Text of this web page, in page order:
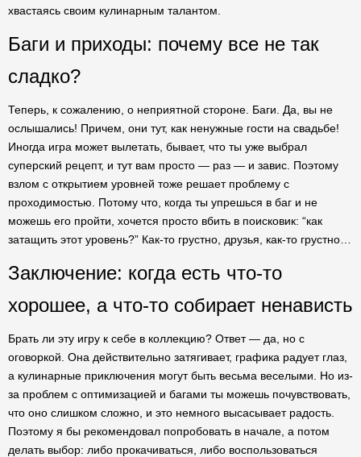
хвастаясь своим кулинарным талантом.
Баги и приходы: почему все не так
сладко?
Теперь, к сожалению, о неприятной стороне. Баги. Да, вы не
ослышались! Причем, они тут, как ненужные гости на свадьбе!
Иногда игра может вылетать, бывает, что ты уже выбрал
суперский рецепт, и тут вам просто — раз — и завис. Поэтому
взлом с открытием уровней тоже решает проблему с
проходимостью. Потому что, когда ты упрешься в баг и не
можешь его пройти, хочется просто вбить в поисковик: “как
затащить этот уровень?” Как-то грустно, друзья, как-то грустно…
Заключение: когда есть что-то
хорошее, а что-то собирает ненависть
Брать ли эту игру к себе в коллекцию? Ответ — да, но с
оговоркой. Она действительно затягивает, графика радует глаз,
а кулинарные приключения могут быть весьма веселыми. Но из-
за проблем с оптимизацией и багами ты можешь почувствовать,
что оно слишком сложно, и это немного высасывает радость.
Поэтому я бы рекомендовал попробовать в начале, а потом
делать выбор: либо прокачиваться, либо воспользоваться